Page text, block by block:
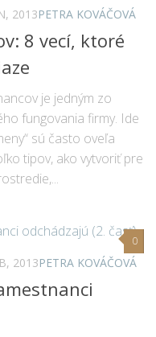
2013PETRA KOVÁČOVÁ
8 vecí, ktoré
je jedným zo
fungovania firmy. Ide
sú často oveľa
tipov, ako vytvoriť pre
0
2013PETRA KOVÁČOVÁ